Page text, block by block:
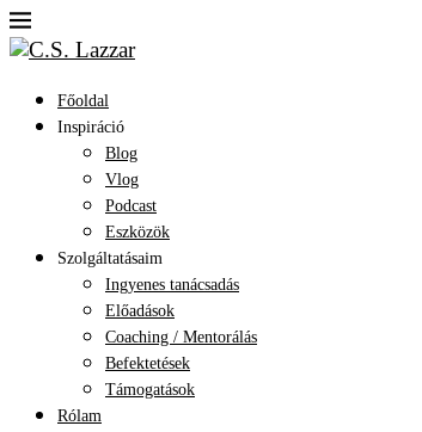
Főoldal
Inspiráció
Blog
Vlog
Podcast
Eszközök
Szolgáltatásaim
Ingyenes tanácsadás
Előadások
Coaching / Mentorálás
Befektetések
Támogatások
Rólam